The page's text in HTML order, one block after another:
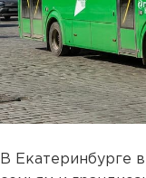
В Екатеринбурге